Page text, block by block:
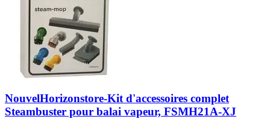
NouvelHorizonstore-Kit d'accessoires complet
Steambuster pour balai vapeur, FSMH21A-XJ